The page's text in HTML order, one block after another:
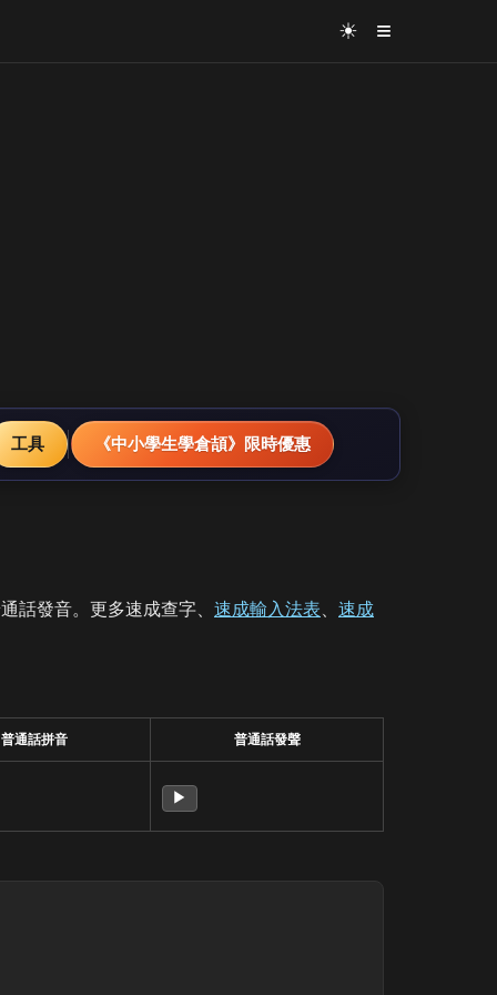
☀ ≡
工具 《中小學生學倉頡》限時優惠
話發音。更多速成查字、 速成輸入法表、 速成
普通話拼音 普通話發聲
▶